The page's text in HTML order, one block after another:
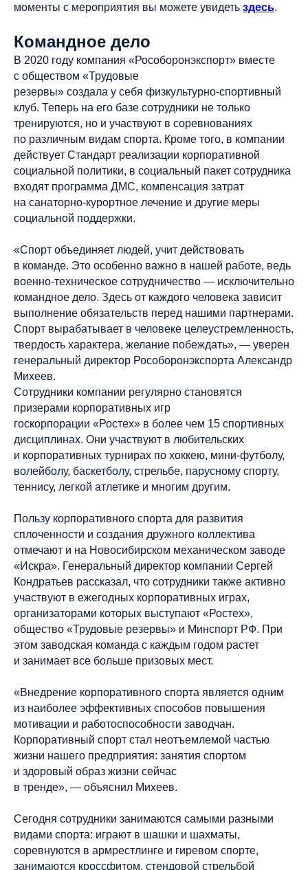
моменты с мероприятия вы можете увидеть здесь.
Командное дело
В 2020 году компания «Рособоронэкспорт» вместе
с обществом «Трудовые
резервы» создала у себя физкультурно-спортивный
клуб. Теперь на его базе сотрудники не только
тренируются, но и участвуют в соревнованиях
по различным видам спорта. Кроме того, в компании
действует Стандарт реализации корпоративной
социальной политики, в социальный пакет сотрудника
входят программа ДМС, компенсация затрат
на санаторно-курортное лечение и другие меры
социальной поддержки.
«Спорт объединяет людей, учит действовать
в команде. Это особенно важно в нашей работе, ведь
военно-техническое сотрудничество — исключительно
командное дело. Здесь от каждого человека зависит
выполнение обязательств перед нашими партнерами.
Спорт вырабатывает в человеке целеустремленность,
твердость характера, желание побеждать», — уверен
генеральный директор Рособоронэкспорта Александр
Михеев.
Сотрудники компании регулярно становятся
призерами корпоративных игр
госкорпорации «Ростех» в более чем 15 спортивных
дисциплинах. Они участвуют в любительских
и корпоративных турнирах по хоккею, мини-футболу,
волейболу, баскетболу, стрельбе, парусному спорту,
теннису, легкой атлетике и многим другим.
Пользу корпоративного спорта для развития
сплоченности и создания дружного коллектива
отмечают и на Новосибирском механическом заводе
«Искра». Генеральный директор компании Сергей
Кондратьев рассказал, что сотрудники также активно
участвуют в ежегодных корпоративных играх,
организаторами которых выступают «Ростех»,
общество «Трудовые резервы» и Минспорт РФ. При
этом заводская команда с каждым годом растет
и занимает все больше призовых мест.
«Внедрение корпоративного спорта является одним
из наиболее эффективных способов повышения
мотивации и работоспособности заводчан.
Корпоративный спорт стал неотъемлемой частью
жизни нашего предприятия: занятия спортом
и здоровый образ жизни сейчас
в тренде», — объяснил Михеев.
Сегодня сотрудники занимаются самыми разными
видами спорта: играют в шашки и шахматы,
соревнуются в армрестлинге и гиревом спорте,
занимаются кроссфитом, стендовой стрельбой